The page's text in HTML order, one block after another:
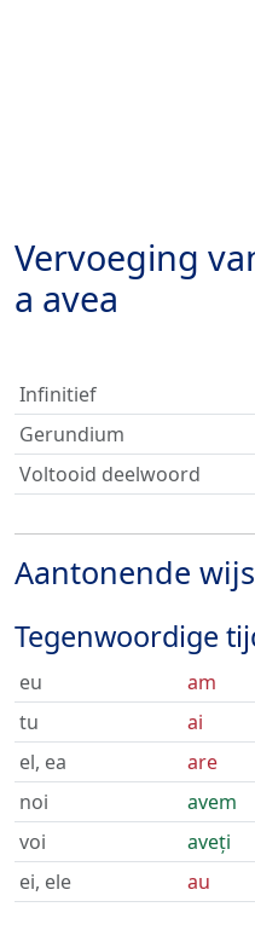
Vervoeging
a avea
Infinitief
Gerundium
Voltooid deelwoord
Aantonende wijs
Tegenwoordige
eu
am
tu
ai
el, ea
are
noi
avem
voi
aveți
ei, ele
au